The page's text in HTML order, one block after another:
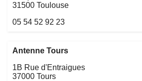
31500 Toulouse
05 54 52 92 23
Antenne Tours
1B Rue d'Entraigues
37000 Tours